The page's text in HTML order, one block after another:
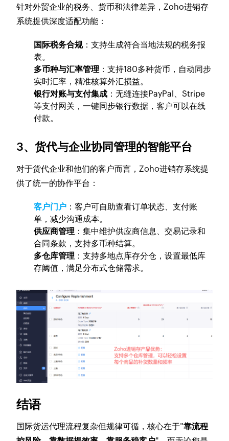
针对外贸企业的税务、货币和法律差异，Zoho进销存
系统提供深度适配功能：
国际税务合规：支持生成符合当地法规的税务报
表。
多币种与汇率管理 ：支持180多种货币，自动同步
实时汇率，精准核算外汇损益。
银行对账与支付集成 ：无缝连接PayPal、Stripe
等支付网关，一键同步银行数据，客户可以在线
付款。
3、货代与企业协同管理的智能平台
对于货代企业和他们的客户而言，Zoho进销存系统提
供了统一的协作平台：
客户门户 ：客户可自助查看订单状态、支付账
单，减少沟通成本。
供应商管理 ：集中维护供应商信息、交易记录和
合同条款，支持多币种结算。
多仓库管理 ：支持多地点库存分仓，设置最低库
存阈值，满足分布式仓储需求。
结语
国际货运代理流程复杂但规律可循，核心在于"靠流程